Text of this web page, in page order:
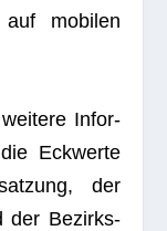
mobi­len
Infor­
Eck­werte
der
der Bezirks­